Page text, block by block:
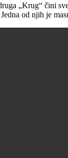
„Krug“ čini
od njih je